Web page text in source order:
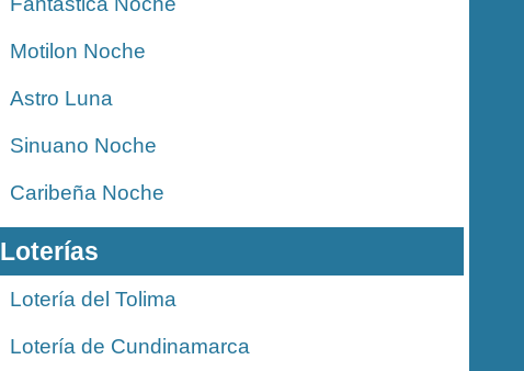
Motilon Noche
Astro Luna
Sinuano Noche
Caribeña Noche
Loterías
Lotería del Tolima
Lotería de Cundinamarca